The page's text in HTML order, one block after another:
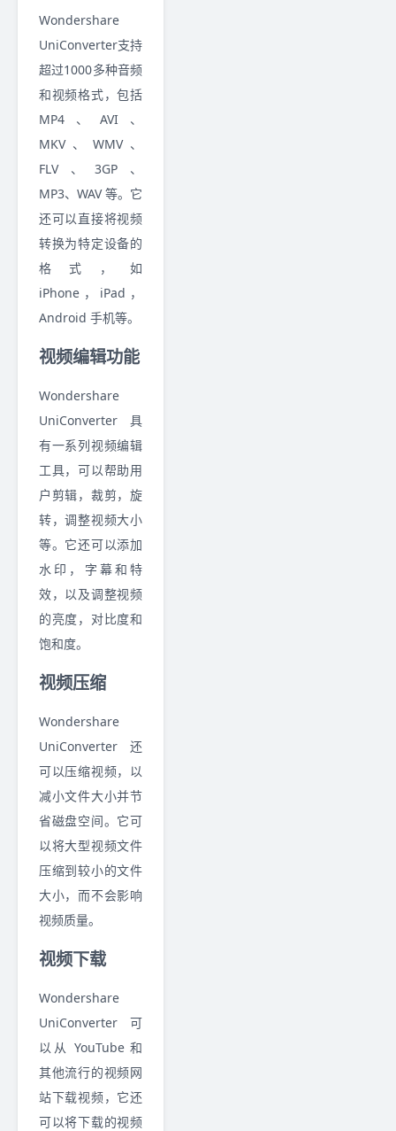
Wondershare
UniConverter支持
超过1000多种音频
和视频格式，包括
MP4、AVI、
MKV、WMV、
FLV、3GP、
MP3、WAV 等。它
还可以直接将视频
转换为特定设备的
格式，如
iPhone，iPad，
Android 手机等。
视频编辑功能
Wondershare
UniConverter 具
有一系列视频编辑
工具，可以帮助用
户剪辑，裁剪，旋
转，调整视频大小
等。它还可以添加
水印，字幕和特
效，以及调整视频
的亮度，对比度和
饱和度。
视频压缩
Wondershare
UniConverter 还
可以压缩视频，以
减小文件大小并节
省磁盘空间。它可
以将大型视频文件
压缩到较小的文件
大小，而不会影响
视频质量。
视频下载
Wondershare
UniConverter 可
以从 YouTube 和
其他流行的视频网
站下载视频，它还
可以将下载的视频